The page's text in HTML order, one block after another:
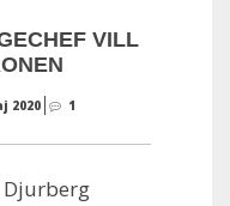
VILL
2020 1
Djurberg